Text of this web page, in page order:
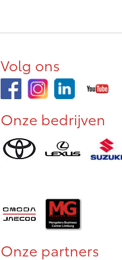
Volg ons
Onze bedrijven
Onze partners